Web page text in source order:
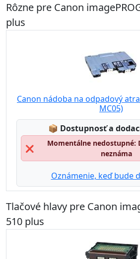
Rôzne pre Canon
plus
Canon nádoba na odpadový
MC05)
📦 Lagerstatus:
Dostupnosť a
❌
Momentálne nedostupné:
neznáma
Oznámenie, keď bude
Tlačové hlavy pre Canon
510 plus